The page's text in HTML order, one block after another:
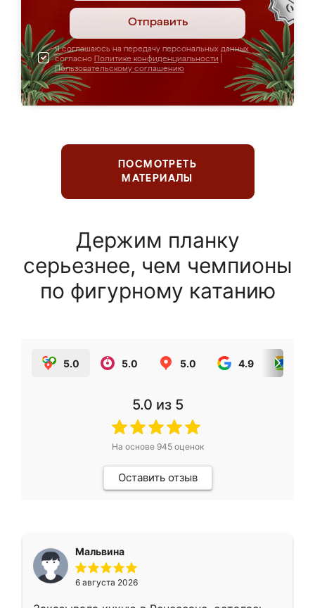
Отправить
Я соглашаюсь на передачу персональных данных
согласно Политике конфиденциальности
Пользовательскому соглашению
ПОСМОТРЕТЬ
МАТЕРИАЛЫ
Держим планку
серьезнее, чем чемпионы
по фигурному катанию
5.0 5.0 5.0 4.9
5.0 из 5
На основе 945оценок
Оставить отзыв
Мальвина
6 августа 2026